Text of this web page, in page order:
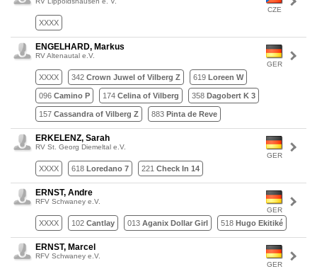
CZE
XXXX
GER
ENGELHARD, Markus
RV Altenautal e.V.
XXXX 342 Crown Juwel of Vilberg Z 619 Loreen W
096 Camino P 174 Celina of Vilberg 358 Dagobert K 3
157 Cassandra of Vilberg Z 883 Pinta de Reve
GER
ERKELENZ, Sarah
RV St. Georg Diemeltal e.V.
XXXX 618 Loredano 7 221 Check In 14
GER
ERNST, Andre
RFV Schwaney e.V.
XXXX 102 Cantlay 013 Aganix Dollar Girl 518 Hugo Ekitiké
GER
ERNST, Marcel
RFV Schwaney e.V.